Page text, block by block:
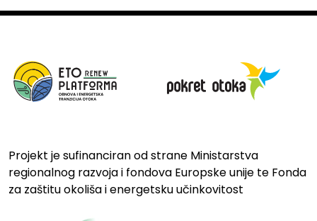
Projekt je sufinanciran od strane Ministarstva
regionalnog razvoja i fondova Europske unije te Fonda
za zaštitu okoliša i energetsku učinkovitost